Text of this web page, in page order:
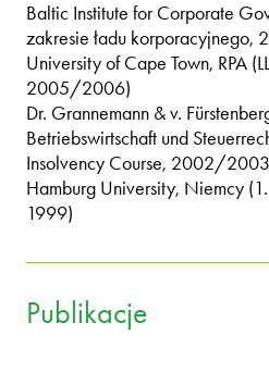
Baltic Institute for Corporate
zakresie ładu korporacyjnego,
University of Cape Town, RPA
2005/2006)
Dr. Grannemann & v.
Betriebswirtschaft und
Insolvency Course, 2002/
Hamburg University, Niemcy
1999)
Publikacje